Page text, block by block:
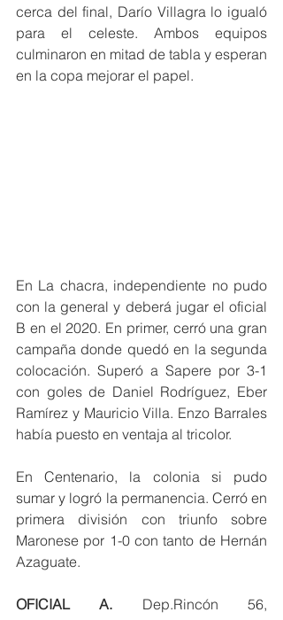
cerca del final, Darío Villagra lo igualó
para el celeste. Ambos equipos
culminaron en mitad de tabla y esperan
en la copa mejorar el papel.
En La chacra, independiente no pudo
con la general y deberá jugar el oficial
B en el 2020. En primer, cerró una gran
campaña donde quedó en la segunda
colocación. Superó a Sapere por 3-1
con goles de Daniel Rodríguez, Eber
Ramírez y Mauricio Villa. Enzo Barrales
había puesto en ventaja al tricolor.
En Centenario, la colonia si pudo
sumar y logró la permanencia. Cerró en
primera división con triunfo sobre
Maronese por 1-0 con tanto de Hernán
Azaguate.
OFICIAL A. Dep.Rincón 56,